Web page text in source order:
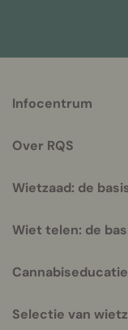
helpful
Infocentrum
Over RQS
Wietzaad: de
Wiet telen: de
Cannabiseducatie
Selectie van